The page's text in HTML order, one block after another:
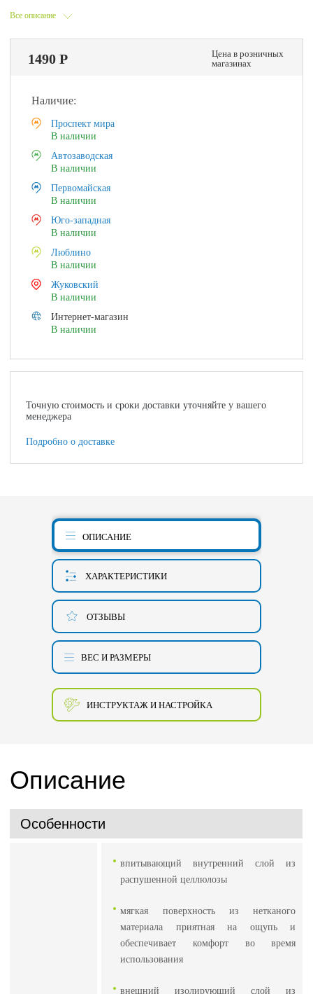
Все описание
1490 Р
Цена в розничных
магазинах
Наличие:
Проспект мира
В наличии
Автозаводская
В наличии
Первомайская
В наличии
Юго-западная
В наличии
Люблино
В наличии
Жуковский
В наличии
Интернет-магазин
В наличии
Точную стоимость и сроки доставки уточняйте у вашего
менеджера
Подробно о доставке
ОПИСАНИЕ
ХАРАКТЕРИСТИКИ
ОТЗЫВЫ
ВЕС И РАЗМЕРЫ
ИНСТРУКТАЖ И НАСТРОЙКА
Описание
Особенности
впитывающий внутренний слой из
распушенной целлюлозы
мягкая поверхность из нетканого
материала приятная на ощупь и
обеспечивает комфорт во время
использования
внешний изолирующий слой из